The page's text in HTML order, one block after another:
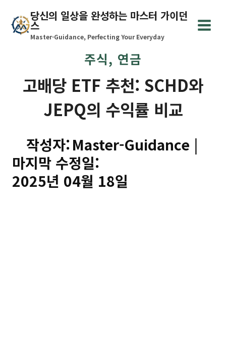
content
당신의 일상을 완성하는 마스터 가이던
스
Master-Guidance, Perfecting Your Everyday
주식, 연금
고배당 ETF 추천: SCHD와
JEPQ의 수익률 비교
작성자:Master-Guidance
마지막 수정일:
2025년 04월 18일